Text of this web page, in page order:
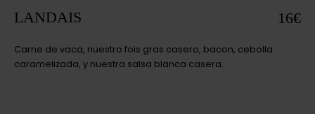
LANDAIS 16€
Carne de vaca, nuestro fois gras casero, bacon, cebolla
caramelizada, y nuestra salsa blanca casera.